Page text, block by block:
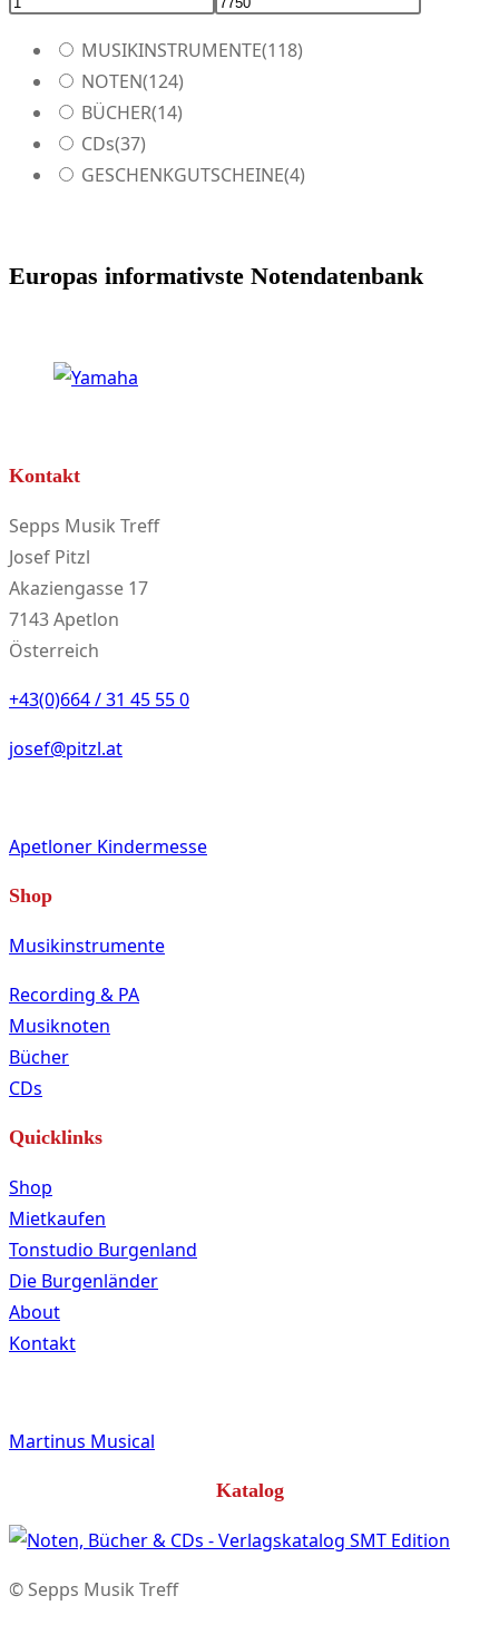
MUSIKINSTRUMENTE(118)
NOTEN(124)
BÜCHER(14)
CDs(37)
GESCHENKGUTSCHEINE(4)
Europas informativste Notendatenbank
Kontakt
Sepps Musik Treff
Josef Pitzl
Akaziengasse 17
7143 Apetlon
Österreich
+43(0)664 / 31 45 55 0
josef@pitzl.at
Apetloner Kindermesse
Shop
Musikinstrumente
Recording & PA
Musiknoten
Bücher
CDs
Quicklinks
Shop
Mietkaufen
Tonstudio Burgenland
Die Burgenländer
About
Kontakt
Martinus Musical
Katalog
© Sepps Musik Treff